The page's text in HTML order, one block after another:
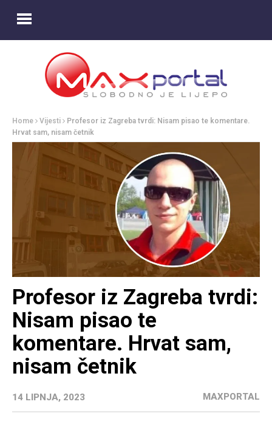
Home Vijesti
Profesor iz Zagreba tvrdi: Nisam pisao te komentare.
Hrvat sam, nisam četnik
Profesor iz Zagreba tvrdi:
Nisam pisao te
komentare. Hrvat sam,
nisam četnik
14 LIPNJA, 2023 MAXPORTAL